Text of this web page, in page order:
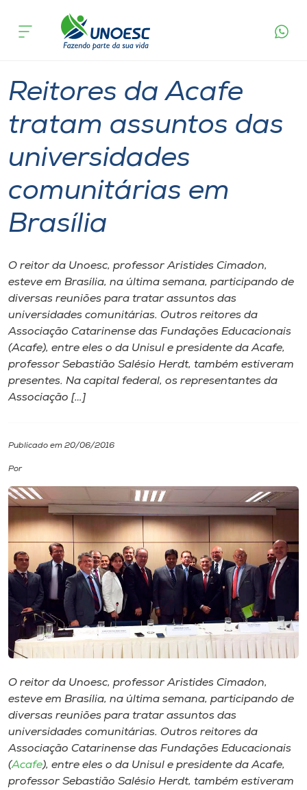
Cursos
Pesquisa
Atendimento ao Estudante
Portal de Ensino
Internacionalização
I.nova
Diplomados
Biblioteca
Editora
Rádio
Museu
Unoesc
Store
Selecione
acontece
Reitores da Acafe
tratam assuntos das
universidades
comunitárias em
Brasília
O reitor da Unoesc, professor Aristides Cimadon,
esteve em Brasília, na última semana, participando de
diversas reuniões para tratar assuntos das
universidades comunitárias. Outros reitores da
Associação Catarinense das Fundações Educacionais
(Acafe), entre eles o da Unisul e presidente da Acafe,
professor Sebastião Salésio Herdt, também estiveram
presentes. Na capital federal, os representantes da
Associação […]
Publicado em 20/06/2016
Por
O reitor da Unoesc, professor Aristides Cimadon,
esteve em Brasília, na última semana, participando de
diversas reuniões para tratar assuntos das
universidades comunitárias. Outros reitores da
Associação Catarinense das Fundações Educacionais
(Acafe), entre eles o da Unisul e presidente da Acafe,
professor Sebastião Salésio Herdt, também estiveram